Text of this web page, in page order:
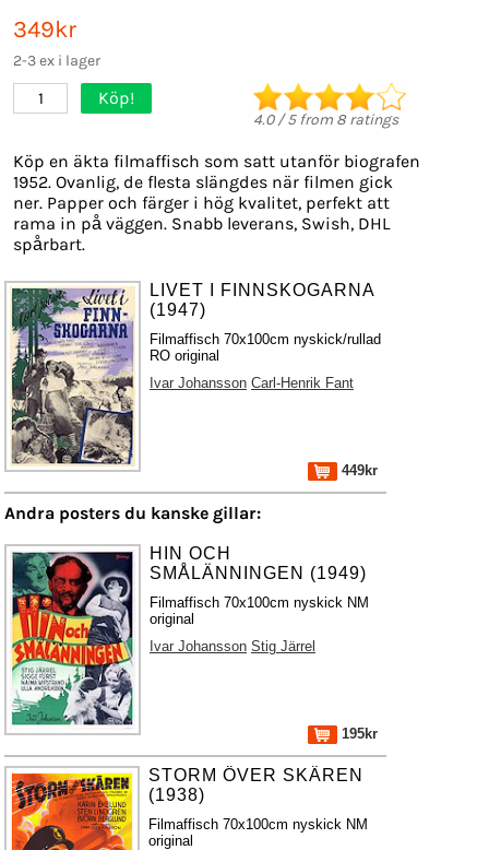
349kr
2-3 ex i lager
1 Köp!
4.0/5from 8 ratings
Köp en äkta filmaffisch som satt utanför biografen
1952. Ovanlig, de flesta slängdes när filmen gick
ner. Papper och färger i hög kvalitet, perfekt att
rama in på väggen. Snabb leverans, Swish, DHL
spårbart.
LIVET I FINNSKOGARNA
(1947)
Filmaffisch 70x100cm nyskick/rullad
RO original
Ivar Johansson Carl-Henrik Fant
449kr
Andra posters du kanske gillar:
HIN OCH
SMÅLÄNNINGEN (1949)
Filmaffisch 70x100cm nyskick NM
original
Ivar Johansson Stig Järrel
195kr
STORM ÖVER SKÄREN
(1938)
Filmaffisch 70x100cm nyskick NM
original